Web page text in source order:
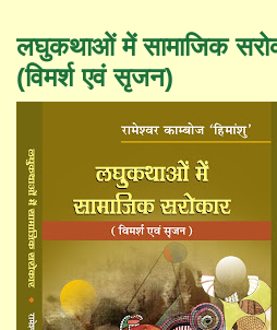
लघुकथाओं में सामाजिक
(विमर्श एवं सृजन)